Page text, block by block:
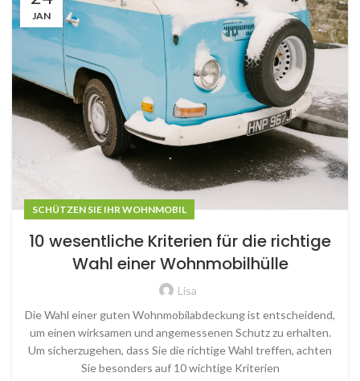
JAN
SCHÜTZEN SIE IHR WOHNMOBIL
10 wesentliche Kriterien für die richtige
Wahl einer Wohnmobilhülle
Lisa
Die Wahl einer guten Wohnmobilabdeckung ist entscheidend,
um einen wirksamen und angemessenen Schutz zu erhalten.
Um sicherzugehen, dass Sie die richtige Wahl treffen, achten
Sie besonders auf 10 wichtige Kriterien